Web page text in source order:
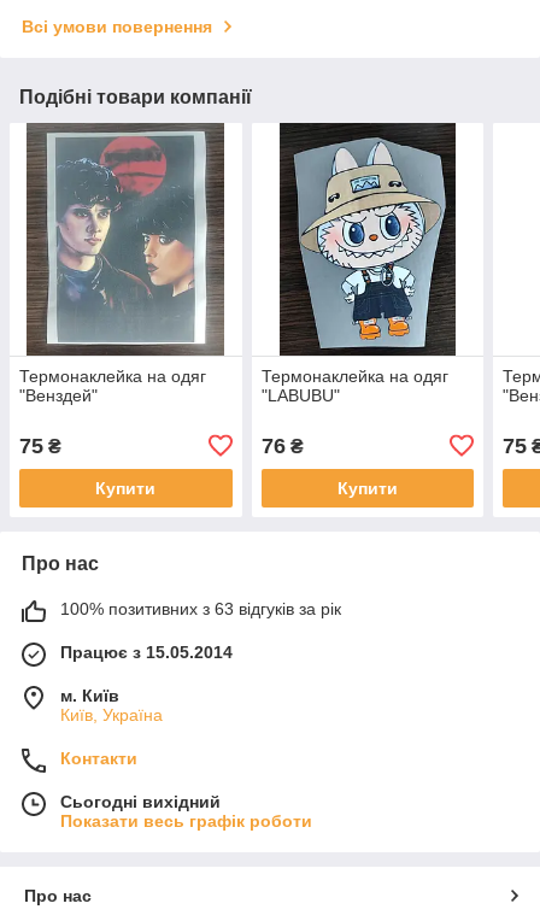
Всі умови повернення
Подібні товари компанії
Термонаклейка на одяг
"Венздей"
75 ₴
Купити
Термонаклейка на одяг
"LABUBU"
76₴
Купити
75
Про нас
100% позитивних з 63 відгуків за рік
Працює з 15.05.2014
м. Київ
Київ, Україна
Контакти
Сьогодні вихідний
Показати весь графік роботи
Про нас